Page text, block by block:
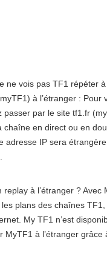
ne vois pas TF1 répéter à
à l’étranger : Pour
passer par le site tf1.fr
chaîne en direct ou en
adresse IP sera
à l’étranger ? Avec
plans des chaînes
My TF1 n’est
MyTF1 à l’étranger grâce